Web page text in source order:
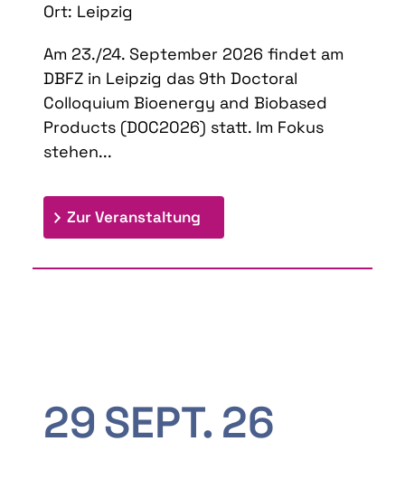
Ort: Leipzig
Am 23./24. September 2026 findet am
DBFZ in Leipzig das 9th Doctoral
Colloquium Bioenergy and Biobased
Products (DOC2026) statt. Im Fokus
stehen...
Zur Veranstaltung
29SEPT. 26